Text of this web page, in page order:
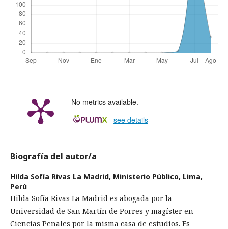
No metrics available.
- see details
Biografía del autor/a
Hilda Sofía Rivas La Madrid, Ministerio Público, Lima,
Perú
Hilda Sofía Rivas La Madrid es abogada por la
Universidad de San Martín de Porres y magíster en
Ciencias Penales por la misma casa de estudios. Es